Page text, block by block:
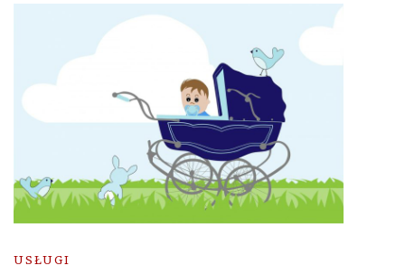
USŁUGI